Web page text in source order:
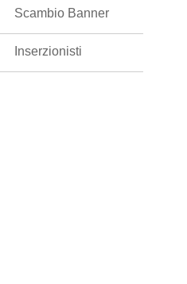
Scambio Banner
Inserzionisti